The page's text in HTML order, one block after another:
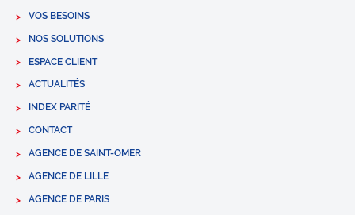
VOS BESOINS
NOS SOLUTIONS
ESPACE CLIENT
ACTUALITÉS
INDEX PARITÉ
CONTACT
AGENCE DE SAINT-OMER
AGENCE DE LILLE
AGENCE DE PARIS